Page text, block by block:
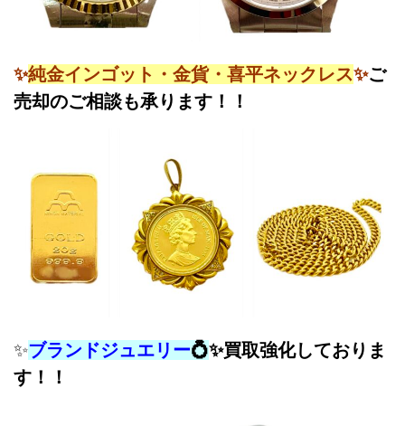
✨純金インゴット・金貨・喜平ネックレス✨ご
売却のご相談も承ります！！
✨ブランドジュエリー💍✨買取強化しておりま
す！！